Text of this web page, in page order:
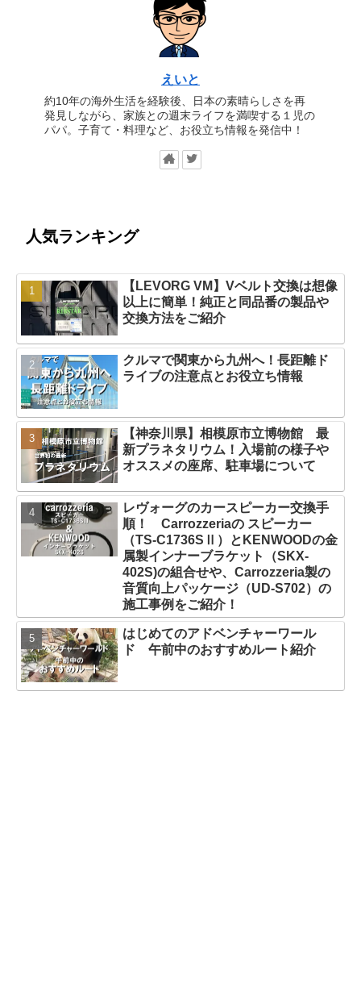
えいと
約10年の海外生活を経験後、日本の素晴らしさを再
発見しながら、家族との週末ライフを満喫する１児の
パパ。子育て・料理など、お役立ち情報を発信中！
人気ランキング
【LEVORG VM】Vベルト交換は想像
以上に簡単！純正と同品番の製品や
交換方法をご紹介
クルマで関東から九州へ！長距離ド
ライブの注意点とお役立ち情報
【神奈川県】相模原市立博物館 最
新プラネタリウム！入場前の様子や
オススメの座席、駐車場について
レヴォーグのカースピーカー交換手
順！ Carrozzeriaの スピーカー
（TS-C1736SⅡ）とKENWOODの金
属製インナーブラケット（SKX-
402S)の組合せや、Carrozzeria製の
音質向上パッケージ（UD-S702）の
施工事例をご紹介！
はじめてのアドベンチャーワール
ド 午前中のおすすめルート紹介